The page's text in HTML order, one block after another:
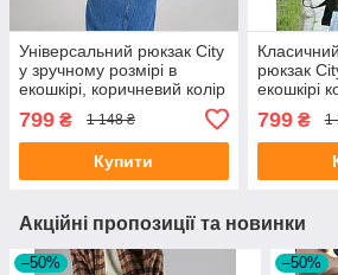
Універсальний рюкзак City
у зручному розмірі в
екошкірі, коричневий колір
799 ₴ 1 148 ₴
Купити
рюкзак
екошкірі
799₴ 1
Акційні пропозиції та новинки
–50% –50%